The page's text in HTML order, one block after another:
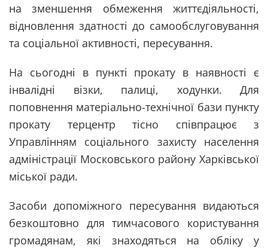
на зменшення обмеження життєдіяльності,
відновлення здатності до самообслуговування
та соціальної активності, пересування.
На сьогодні в пункті прокату в наявності є
інвалідні візки, палиці, ходунки. Для
поповнення матеріально-технічної бази пункту
прокату терцентр тісно співпрацює з
Управлінням соціального захисту населення
адміністрації Московського району Харківської
міської ради.
Засоби допоміжного пересування видаються
безкоштовно для тимчасового користування
громадянам, які знаходяться на обліку у